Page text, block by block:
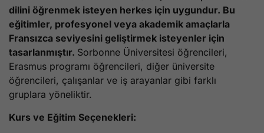
dilini öğrenmek isteyen herkes için uygundur. Bu
eğitimler, profesyonel veya akademik amaçlarla
Fransızca seviyesini geliştirmek isteyenler için
tasarlanmıştır. Sorbonne Üniversitesi öğrencileri,
Erasmus programı öğrencileri, diğer üniversite
öğrencileri, çalışanlar ve iş arayanlar gibi farklı
gruplara yöneliktir.
Kurs ve Eğitim Seçenekleri: